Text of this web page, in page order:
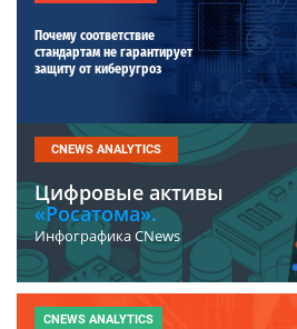
Почему соответствие
стандартам не гарантирует
защиту от киберугроз
CNEWS ANALYTICS
Цифровые активы
«Росатома».
Инфографика CNews
CNEWS ANALYTICS